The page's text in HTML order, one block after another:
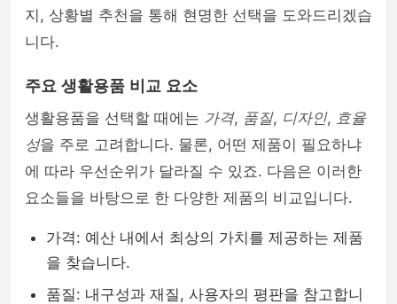
지, 상황별 추천을 통해 현명한 선택을 도와드리겠습
니다.
주요 생활용품 비교 요소
생활용품을 선택할 때에는 가격, 품질, 디자인, 효율
성을 주로 고려합니다. 물론, 어떤 제품이 필요하냐
에 따라 우선순위가 달라질 수 있죠. 다음은 이러한
요소들을 바탕으로 한 다양한 제품의 비교입니다.
가격: 예산 내에서 최상의 가치를 제공하는 제품
을 찾습니다.
품질: 내구성과 재질, 사용자의 평판을 참고합니